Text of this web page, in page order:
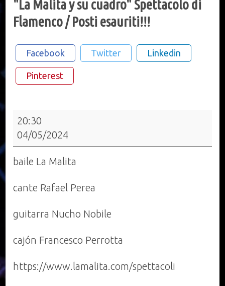
"La Malita y su cuadro" Spettacolo di
Flamenco / Posti esauriti!!!
Facebook Twitter Linkedin
Pinterest
"La
Malita
y
su
Spettacolo
Flamenco
Posti
20:30
04/05/2024
baile La Malita
cante Rafael Perea
guitarra Nucho Nobile
cajón Francesco Perrotta
https://www.lamalita.com/spettacoli